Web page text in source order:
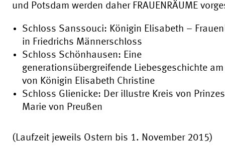
und Potsdam werden daher FRAUENRÄUME
Schloss Sanssouci: Königin Elisabeth –
in Friedrichs Männerschloss
Schloss Schönhausen: Eine
generationsübergreifende Liebesgeschichte
von Königin Elisabeth Christine
Schloss Glienicke: Der illustre Kreis von
Marie von Preußen
(Laufzeit jeweils Ostern bis 1. November 2015)